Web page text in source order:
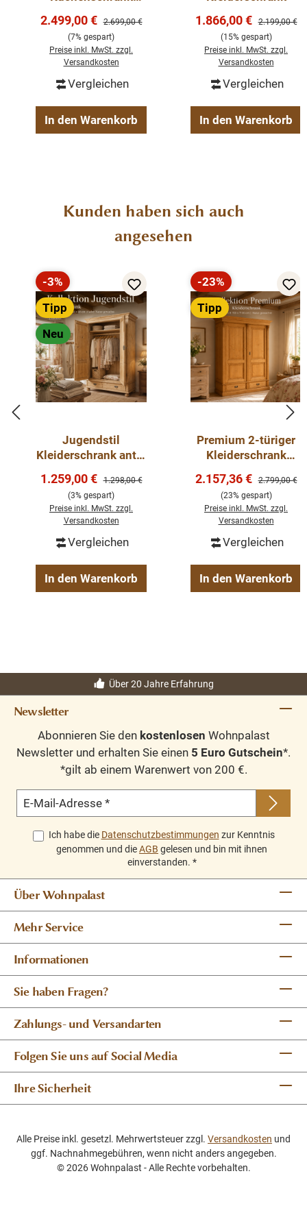
Abmessungen: Höhe 210 cm, Breite 197 cm, Tiefe
komplett zerlegbar
große Schubladen
mit verstellbaren Regalböden
Verkaufspreis:
2.499,00 € Regulärer Preis:
2.699,00 €
(7% gespart)
Preise inkl. MwSt. zzgl.
Versandkosten
Vergleichen
In den Warenkorb
Verkaufspreis:
1.866,00 € Regulärer
2.199,00 €
(15% gespart)
Preise inkl. MwSt. zzgl.
Versandkosten
Vergleichen
In den Warenkorb
Produktgalerie überspringen
Kunden haben sich auch
angesehen
Rabatt
-3%
Tipp
Neu
Jugendstil
Kleiderschrank antik
Kleiderstange &
Schublade
Verkaufspreis:
1.259,00 € Regulärer Preis:
1.298,00 €
(3% gespart)
Preise inkl. MwSt. zzgl.
Versandkosten
Vergleichen
In den Warenkorb
Rabatt
-23%
Tipp
Premium 2-türiger
Kleiderschrank
Weichholz,
Landhausstil
Verkaufspreis:
2.157,36 € Regulärer
2.799,00 €
(23% gespart)
Preise inkl. MwSt. zzgl.
Versandkosten
Vergleichen
In den Warenkorb
Über 20 Jahre Erfahrung
Newsletter
Abonnieren Sie den kostenlosen Wohnpalast
Newsletter und erhalten Sie einen 5 Euro Gutschein*.
*gilt ab einem Warenwert von 200 €.
E-Mail-Adresse *
Ich habe die Datenschutzbestimmungen zur Kenntnis
genommen und dieAGB gelesen und bin mit ihnen
einverstanden. *
Über Wohnpalast
Mehr Service
Informationen
Sie haben Fragen?
Zahlungs- und Versandarten
Folgen Sie uns auf Social Media
Ihre Sicherheit
Alle Preise inkl. gesetzl. Mehrwertsteuer zzgl. Versandkosten und
ggf. Nachnahmegebühren, wenn nicht anders angegeben.
© 2026 Wohnpalast - Alle Rechte vorbehalten.